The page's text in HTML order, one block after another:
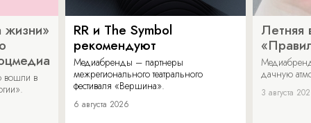
жизни»
вошли в
RR и The Symbol
рекомендуют
Медиабренды – партнеры
межрегионального театрального
фестиваля «Вершина».
6 августа 2026
Летняя
дачную
3 августа